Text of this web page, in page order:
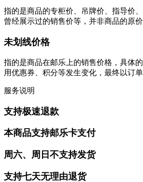
指的是商品的专柜价、吊牌价、指导价
曾经展示过的销售价等，并非商品的原价
未划线价格
指的是商品在邮乐上的销售价格，具体
用优惠券、积分等发生变化，最终以订
服务说明
支持极速退款
本商品支持邮乐卡支付
周六、周日不支持发货
支持七天无理由退货